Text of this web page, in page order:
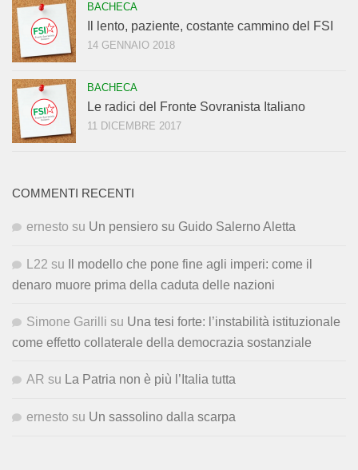
BACHECA
Il lento, paziente, costante cammino del FSI
14 GENNAIO 2018
BACHECA
Le radici del Fronte Sovranista Italiano
11 DICEMBRE 2017
COMMENTI RECENTI
ernesto su Un pensiero su Guido Salerno Aletta
L22 su
Il modello che pone fine agli imperi: come il
denaro muore prima della caduta delle nazioni
Simone Garilli su Una tesi forte: l’instabilità istituzionale
come effetto collaterale della democrazia sostanziale
AR su La Patria non è più l’Italia tutta
ernesto su Un sassolino dalla scarpa